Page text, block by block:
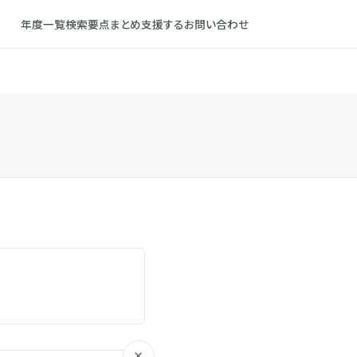
年度一覧検索要点まとめ支援するお問い合わせ